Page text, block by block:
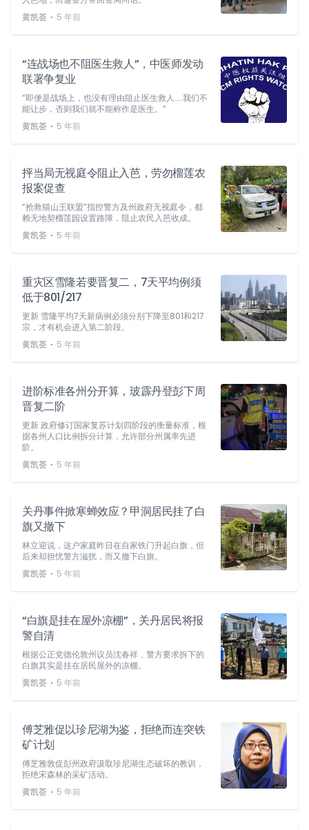
黄凯荟 ⋅ 5 年前
“连战场也不阻医生救人”，中医师发动
联署争复业
“即便是战场上，也没有理由阻止医生救人……我们不
能让步，否则我们就不能称作是医生。”
黄凯荟 ⋅ 5 年前
抨当局无视庭令阻止入芭，劳勿榴莲农
报案促查
“抢救猫山王联盟”指控警方及州政府无视庭令，都
赖无地契榴莲园设置路障，阻止农民入芭收成。
黄凯荟 ⋅ 5 年前
重灾区雪隆若要晋复二，7天平均例须
低于801/217
更新 雪隆平均7天新病例必须分别下降至801和217
宗，才有机会进入第二阶段。
黄凯荟 ⋅ 5 年前
进阶标准各州分开算，玻霹丹登彭下周
晋复二阶
更新 政府修订国家复苏计划四阶段的衡量标准，根
据各州人口比例拆分计算，允许部分州属率先进
阶。
黄凯荟 ⋅ 5 年前
关丹事件掀寒蝉效应？甲洞居民挂了白
旗又撤下
林立迎说，这户家庭昨日在自家铁门升起白旗，但
后来却担忧警方滋扰，而又撤下白旗。
黄凯荟 ⋅ 5 年前
“白旗是挂在屋外凉棚”，关丹居民将报
警自清
根据公正党德伦敦州议员沈春祥，警方要求拆下的
白旗其实是挂在居民屋外的凉棚。
黄凯荟 ⋅ 5 年前
傅芝雅促以珍尼湖为鉴，拒绝而连突铁
矿计划
傅芝雅敦促彭州政府汲取珍尼湖生态破坏的教训，
拒绝宋森林的采矿活动。
黄凯荟 ⋅ 5 年前